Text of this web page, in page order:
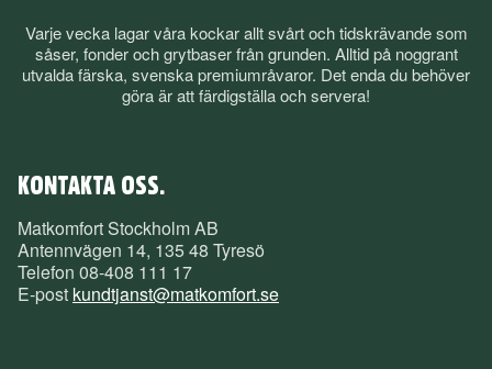
Varje vecka lagar våra kockar allt svårt och tidskrävande som
såser, fonder och grytbaser från grunden. Alltid på noggrant
utvalda färska, svenska premiumråvaror. Det enda du behöver
göra är att färdigställa och servera!
KONTAKTA OSS.
Matkomfort Stockholm AB
Antennvägen 14, 135 48 Tyresö
Telefon 08-408 111 17
E-post kundtjanst@matkomfort.se